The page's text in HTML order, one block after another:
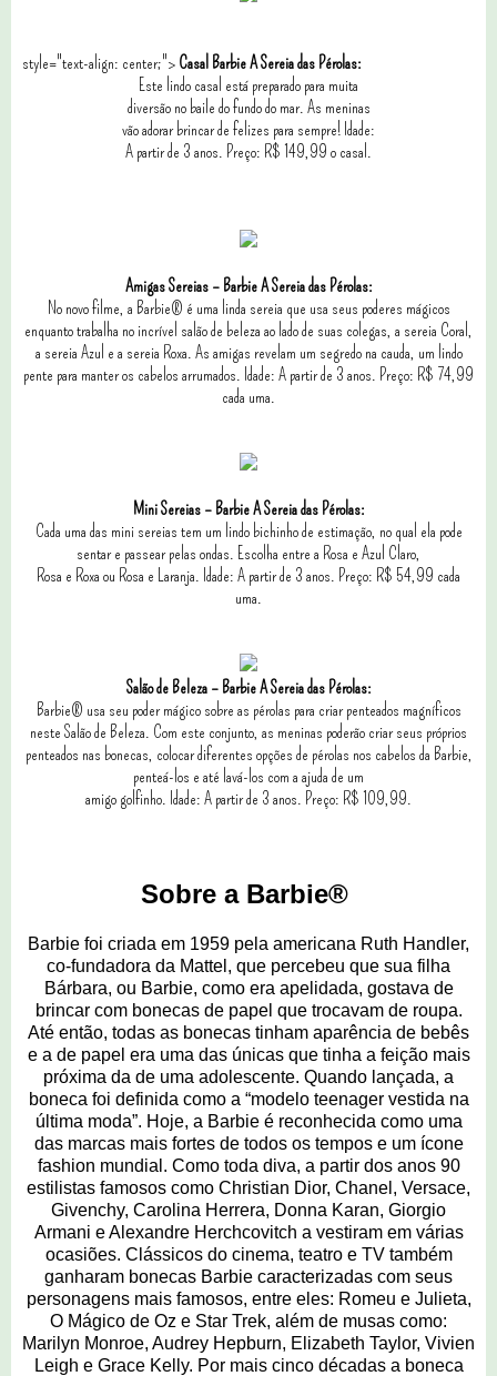
style="text-align: center;"> Casal Barbie A Sereia das Pérolas:
Este lindo casal está preparado para muita
diversão no baile do fundo do mar. As meninas
vão adorar brincar de felizes para sempre! Idade:
A partir de 3 anos. Preço: R$ 149,99 o casal.
Amigas Sereias – Barbie A Sereia das Pérolas:
No novo filme, a Barbie® é uma linda sereia que usa seus poderes mágicos
enquanto trabalha no incrível salão de beleza ao lado de suas colegas, a sereia Coral,
a sereia Azul e a sereia Roxa. As amigas revelam um segredo na cauda, um lindo
pente para manter os cabelos arrumados. Idade: A partir de 3 anos. Preço: R$ 74,99
cada uma.
Mini Sereias – Barbie A Sereia das Pérolas:
Cada uma das mini sereias tem um lindo bichinho de estimação, no qual ela pode
sentar e passear pelas ondas. Escolha entre a Rosa e Azul Claro,
Rosa e Roxa ou Rosa e Laranja. Idade: A partir de 3 anos. Preço: R$ 54,99 cada
uma.
Salão de Beleza – Barbie A Sereia das Pérolas:
Barbie® usa seu poder mágico sobre as pérolas para criar penteados magníficos
neste Salão de Beleza. Com este conjunto, as meninas poderão criar seus próprios
penteados nas bonecas, colocar diferentes opções de pérolas nos cabelos da Barbie,
penteá-los e até lavá-los com a ajuda de um
amigo golfinho. Idade: A partir de 3 anos. Preço: R$ 109,99.
Sobre a Barbie®
Barbie foi criada em 1959 pela americana Ruth Handler,
co-fundadora da Mattel, que percebeu que sua filha
Bárbara, ou Barbie, como era apelidada, gostava de
brincar com bonecas de papel que trocavam de roupa.
Até então, todas as bonecas tinham aparência de bebês
e a de papel era uma das únicas que tinha a feição mais
próxima da de uma adolescente. Quando lançada, a
boneca foi definida como a “modelo teenager vestida na
última moda”. Hoje, a Barbie é reconhecida como uma
das marcas mais fortes de todos os tempos e um ícone
fashion mundial. Como toda diva, a partir dos anos 90
estilistas famosos como Christian Dior, Chanel, Versace,
Givenchy, Carolina Herrera, Donna Karan, Giorgio
Armani e Alexandre Herchcovitch a vestiram em várias
ocasiões. Clássicos do cinema, teatro e TV também
ganharam bonecas Barbie caracterizadas com seus
personagens mais famosos, entre eles: Romeu e Julieta,
O Mágico de Oz e Star Trek, além de musas como:
Marilyn Monroe, Audrey Hepburn, Elizabeth Taylor, Vivien
Leigh e Grace Kelly. Por mais cinco décadas a boneca